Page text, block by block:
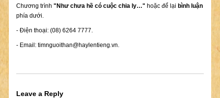
Chương trình "Như chưa hề có cuộc chia ly…" hoặc để lại bình luận
phía dưới.
- Điện thoại: (08) 6264 7777.
- Email: timnguoithan@haylentieng.vn.
Leave a Reply